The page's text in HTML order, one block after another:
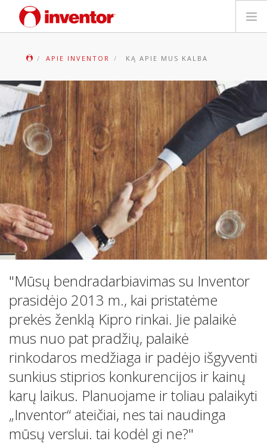
Galerija
Blog
Parduotuvių paieška
Kontaktai
Paieška
Lietuvių
APIE INVENTOR KĄ APIE MUS KALBA
"Mūsų bendradarbiavimas su Inventor
prasidėjo 2013 m., kai pristatėme
prekės ženklą Kipro rinkai. Jie palaikė
mus nuo pat pradžių, palaikė
rinkodaros medžiaga ir padėjo išgyventi
sunkius stiprios konkurencijos ir kainų
karų laikus. Planuojame ir toliau palaikyti
„Inventor“ ateičiai, nes tai naudinga
mūsų verslui. tai kodėl gi ne?"